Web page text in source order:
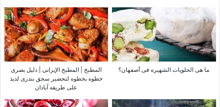
ما هی الحلویات الشهیره فی أصفهان؟
المطبخ | المطبخ الإیرانی | دلیل بصری
خطوه بخطوه لتحضیر سجق بندری لذیذ
على طریقه آبادان